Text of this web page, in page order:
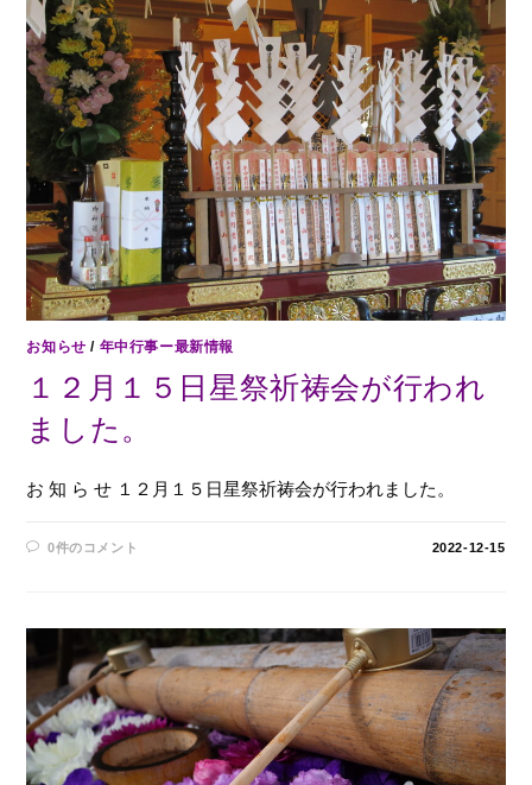
お知らせ / 年中行事ー最新情報
１２月１５日星祭祈祷会が行われ
ました。
お 知 ら せ １２月１５日星祭祈祷会が行われました。
0件のコメント 2022-12-15